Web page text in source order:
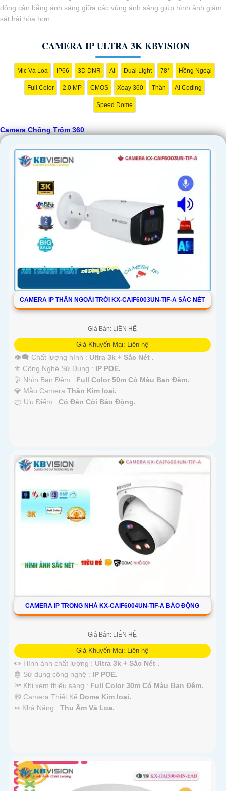
động cân bằng ánh sáng giữa các vùng ánh sáng giúp hình ảnh giám
sát hài hòa hơn
CAMERA IP ULTRA 3K KBVISION
Mic Và Loa IP66 3D DNR AI Dual Light 78° Hồng Ngoại
Full Color 2.0 MP CMOS Xoay 360 Thân AI Coding
Speed Dome
Camera Chống Trộm 360
CAMERA IP THÂN NGOÀI TRỜI KX-CAIF6003UN-TIF-A SẮC NÉT
Giá Bán: LIÊN HỆ
Giá Khuyến Mại: Liên hệ
👁️‍🗨 Chất lượng hình : Ultra 3k + Sắc Nét .
⚜️ Công Nghệ Sử Dụng : IP POE.
🌛 Nhìn Ban Đêm : Full Color 50m Có Màu Ban Ðêm.
💎 Mẫu Camera Thân Kim loại.
️ლ Ưu Điểm : Có Ðèn Còi Báo Động.
CAMERA IP TRONG NHÀ KX-CAIF6004UN-TIF-A BÁO ĐỘNG
Giá Bán: LIÊN HỆ
Giá Khuyến Mại: Liên hệ
👀 Hình ảnh chất lượng : Ultra 3k + Sắc Nét .
🤖️ Sử dụng công nghệ : IP POE.
🔦 Khi xem thiếu sáng : Full Color 30m Có Màu Ban Ðêm.
🕸️ Camera Thiết Kế Dome Kim loại.
️↭ Khả Năng : Thu Âm Và Loa.